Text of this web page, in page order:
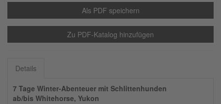
Als PDF speichern
Zu PDF-Katalog hinzufügen
Details
7 Tage Winter-Abenteuer mit Schlittenhunden
ab/bis Whitehorse, Yukon